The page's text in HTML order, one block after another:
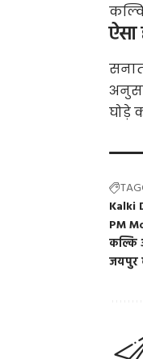
घोड़े
Kalki
PM
कल्कि
जयपुर